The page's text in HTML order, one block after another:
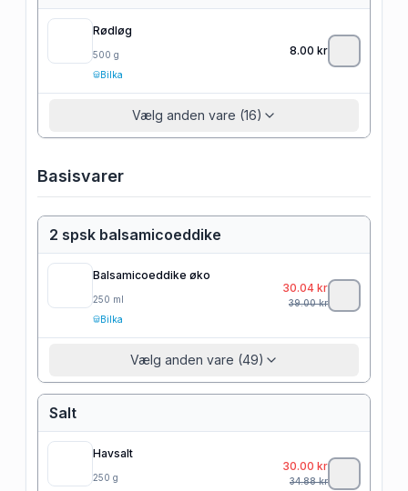
Rødløg
500 g
Bilka
8.00 kr
Vælg anden vare (16)
Basisvarer
2 spsk balsamicoeddike
Balsamicoeddike øko
250 ml
Bilka
30.04 kr
39.00kr
Vælg anden vare (49)
Salt
Havsalt
250 g
30.00 kr
34.88kr